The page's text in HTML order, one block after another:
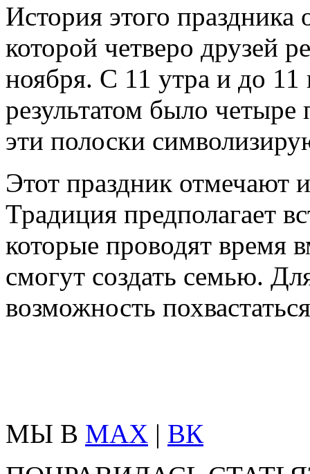
История этого праздника
которой четверо друзей
ноября. С 11 утра и до 11
результатом было
эти полоски
Этот праздник
Традиция предполагает
которые проводят время
смогут создать семью.
возможность
МЫ В MAX | ВК